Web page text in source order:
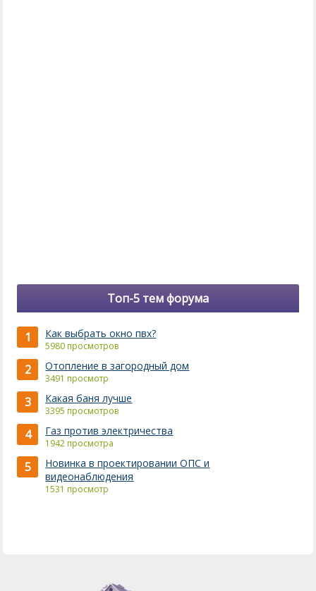
Топ-5 тем форума
1 Как выбрать окно пвх?
5980 просмотров
2 Отопление в загородный дом
3491 просмотр
3 Какая баня лучше
3395 просмотров
4 Газ против электричества
1942 просмотра
5
Новинка в проектировании ОПС и
видеонаблюдения
1531 просмотр